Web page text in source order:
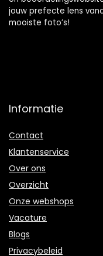
jouw prefecte lens
mooiste foto’s!
Informatie
Contact
Klantenservice
Over ons
Overzicht
Onze webshops
Vacature
Blogs
Privacybeleid